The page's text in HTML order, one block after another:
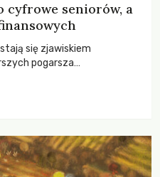
cyfrowe seniorów, a
się zjawiskiem
pogarsza